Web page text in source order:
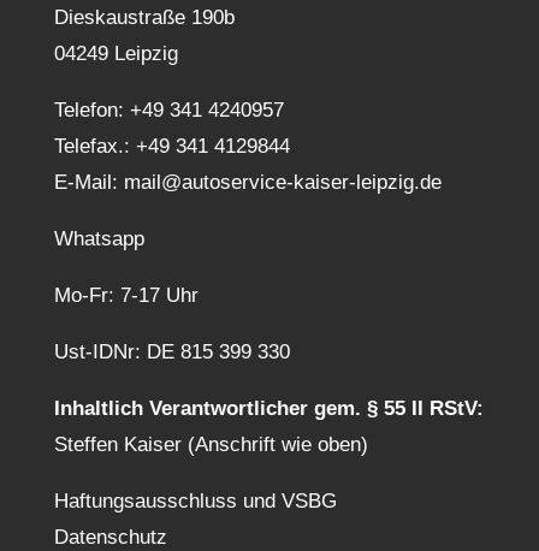
Dieskaustraße 190b
04249 Leipzig
Telefon: +49 341 4240957
Telefax.: +49 341 4129844
E-Mail: mail@autoservice-kaiser-leipzig.de
Whatsapp
Mo-Fr: 7-17 Uhr
Ust-IDNr: DE 815 399 330
Inhaltlich Verantwortlicher gem. § 55 II RStV:
Steffen Kaiser (Anschrift wie oben)
Haftungsausschluss und VSBG
Datenschutz